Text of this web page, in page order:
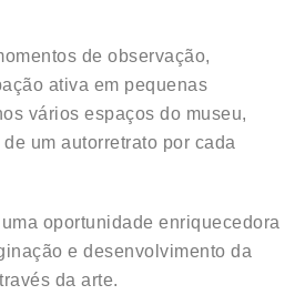
de observação,
ativa em pequenas
vários espaços do museu,
um autorretrato por cada
oportunidade enriquecedora
e desenvolvimento da
da arte.